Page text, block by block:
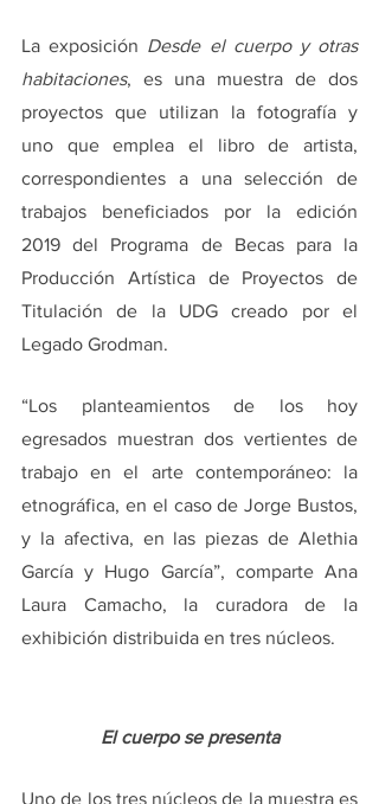
La exposición Desde el cuerpo y otras
habitaciones, es una muestra de dos
proyectos que utilizan la fotografía y
uno que emplea el libro de artista,
correspondientes a una selección de
trabajos beneficiados por la edición
2019 del Programa de Becas para la
Producción Artística de Proyectos de
Titulación de la UDG creado por el
Legado Grodman.
“Los planteamientos de los hoy
egresados muestran dos vertientes de
trabajo en el arte contemporáneo: la
etnográfica, en el caso de Jorge Bustos,
y la afectiva, en las piezas de Alethia
García y Hugo García”, comparte Ana
Laura Camacho, la curadora de la
exhibición distribuida en tres núcleos.
El cuerpo se presenta